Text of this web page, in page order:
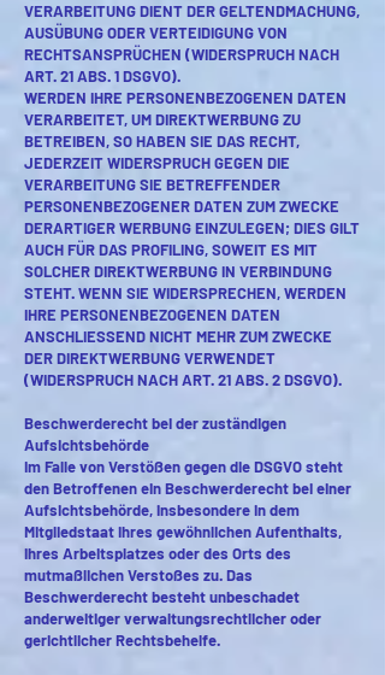
VERARBEITUNG DIENT DER GELTENDMACHUNG,
AUSÜBUNG ODER VERTEIDIGUNG VON
RECHTSANSPRÜCHEN (WIDERSPRUCH NACH
ART. 21 ABS. 1 DSGVO).
WERDEN IHRE PERSONENBEZOGENEN DATEN
VERARBEITET, UM DIREKTWERBUNG ZU
BETREIBEN, SO HABEN SIE DAS RECHT,
JEDERZEIT WIDERSPRUCH GEGEN DIE
VERARBEITUNG SIE BETREFFENDER
PERSONENBEZOGENER DATEN ZUM ZWECKE
DERARTIGER WERBUNG EINZULEGEN; DIES GILT
AUCH FÜR DAS PROFILING, SOWEIT ES MIT
SOLCHER DIREKTWERBUNG IN VERBINDUNG
STEHT. WENN SIE WIDERSPRECHEN, WERDEN
IHRE PERSONENBEZOGENEN DATEN
ANSCHLIESSEND NICHT MEHR ZUM ZWECKE
DER DIREKTWERBUNG VERWENDET
(WIDERSPRUCH NACH ART. 21 ABS. 2 DSGVO).
Beschwerderecht bei der zuständigen
Aufsichtsbehörde
Im Falle von Verstößen gegen die DSGVO steht
den Betroffenen ein Beschwerderecht bei einer
Aufsichtsbehörde, insbesondere in dem
Mitgliedstaat ihres gewöhnlichen Aufenthalts,
ihres Arbeitsplatzes oder des Orts des
mutmaßlichen Verstoßes zu. Das
Beschwerderecht besteht unbeschadet
anderweitiger verwaltungsrechtlicher oder
gerichtlicher Rechtsbehelfe.